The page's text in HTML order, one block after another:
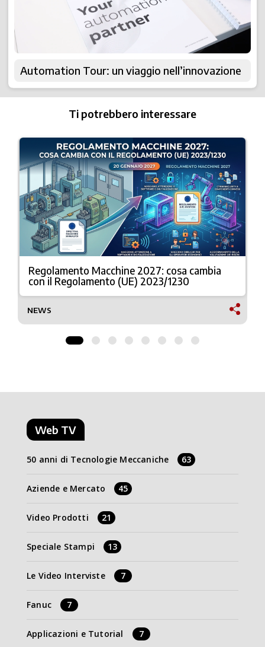
Automation Tour: un viaggio nell’innovazione
Ti potrebbero interessare
Regolamento Macchine 2027: cosa cambia
con il Regolamento (UE) 2023/1230
NEWS
Web TV
50 anni di Tecnologie Meccaniche 63
Aziende e Mercato 45
Video Prodotti 21
Speciale Stampi 13
Le Video Interviste 7
Fanuc 7
Applicazioni e Tutorial 7